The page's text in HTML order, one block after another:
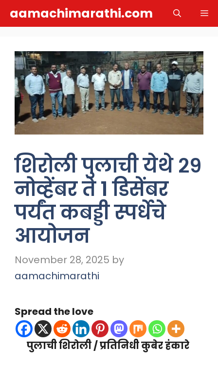
aamachimarathi.com
शिरोली पुलाची येथे २९
नोव्हेंबर ते १ डिसेंबर
पर्यंत कबड्डी स्पर्धेचे
आयोजन
November 28, 2025 by
aamachimarathi
Spread the love
पुलाची शिरोली / प्रतिनिधी कुबेर हंकारे